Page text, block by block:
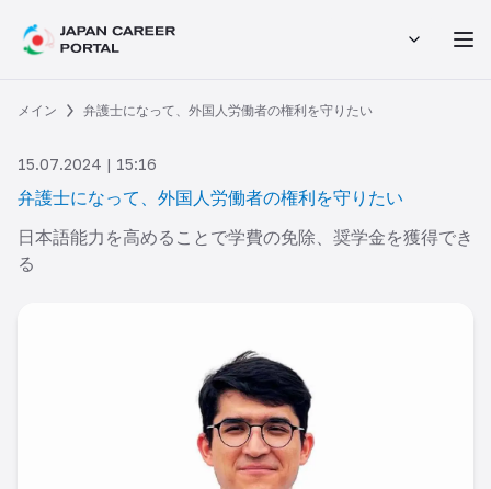
メイン 弁護士になって、外国人労働者の権利を守りたい
15.07.2024 | 15:16
弁護士になって、外国人労働者の権利を守りたい
日本語能力を高めることで学費の免除、奨学金を獲得でき
る